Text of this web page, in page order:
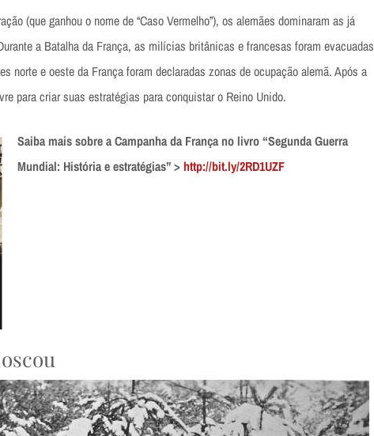
(que ganhou o nome de “Caso Vermelho”), os alemães dominaram as já
a Batalha da França, as milícias britânicas e francesas foram evacuadas
norte e oeste da França foram declaradas zonas de ocupação alemã. Após a
para criar suas estratégias para conquistar o Reino Unido.
Saiba mais sobre a Campanha da França no livro “Segunda Guerra
Mundial: História e estratégias” > http://bit.ly/2RD1UZF